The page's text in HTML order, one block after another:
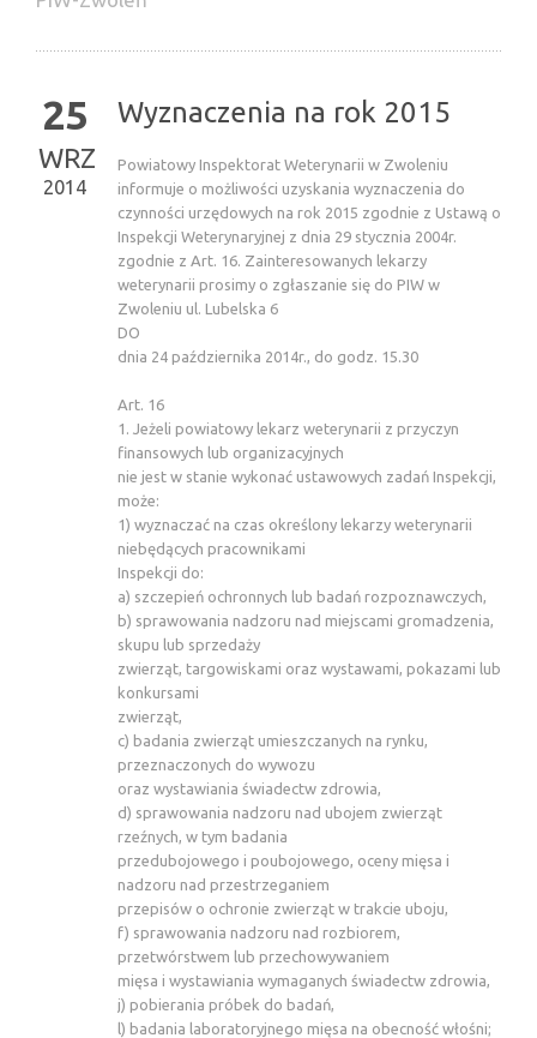
25
WRZ
2014
Wyznaczenia na rok 2015
Powiatowy Inspektorat Weterynarii w Zwoleniu
informuje o możliwości uzyskania wyznaczenia do
czynności urzędowych na rok 2015 zgodnie z Ustawą o
Inspekcji Weterynaryjnej z dnia 29 stycznia 2004r.
zgodnie z Art. 16. Zainteresowanych lekarzy
weterynarii prosimy o zgłaszanie się do PIW w
Zwoleniu ul. Lubelska 6
DO
dnia 24 października 2014r., do godz. 15.30
Art. 16
1. Jeżeli powiatowy lekarz weterynarii z przyczyn
finansowych lub organizacyjnych
nie jest w stanie wykonać ustawowych zadań Inspekcji,
może:
1) wyznaczać na czas określony lekarzy weterynarii
niebędących pracownikami
Inspekcji do:
a) szczepień ochronnych lub badań rozpoznawczych,
b) sprawowania nadzoru nad miejscami gromadzenia,
skupu lub sprzedaży
zwierząt, targowiskami oraz wystawami, pokazami lub
konkursami
zwierząt,
c) badania zwierząt umieszczanych na rynku,
przeznaczonych do wywozu
oraz wystawiania świadectw zdrowia,
d) sprawowania nadzoru nad ubojem zwierząt
rzeźnych, w tym badania
przedubojowego i poubojowego, oceny mięsa i
nadzoru nad przestrzeganiem
przepisów o ochronie zwierząt w trakcie uboju,
f) sprawowania nadzoru nad rozbiorem,
przetwórstwem lub przechowywaniem
mięsa i wystawiania wymaganych świadectw zdrowia,
j) pobierania próbek do badań,
l) badania laboratoryjnego mięsa na obecność włośni;